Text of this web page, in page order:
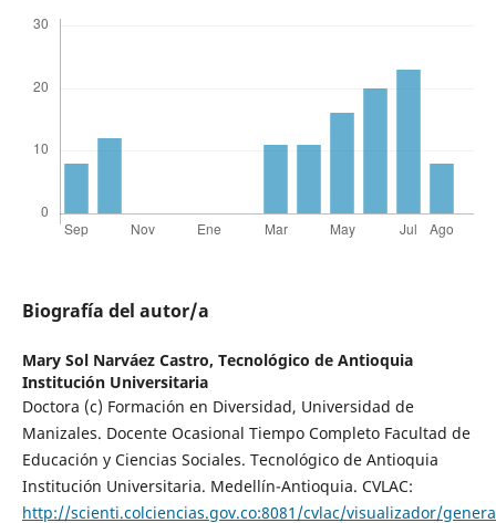
Biografía del autor/a
Mary Sol Narváez Castro, Tecnológico de Antioquia
Institución Universitaria
Doctora (c) Formación en Diversidad, Universidad de
Manizales. Docente Ocasional Tiempo Completo Facultad de
Educación y Ciencias Sociales. Tecnológico de Antioquia
Institución Universitaria. Medellín-Antioquia. CVLAC:
http://scienti.colciencias.gov.co:8081/cvlac/visualizador/